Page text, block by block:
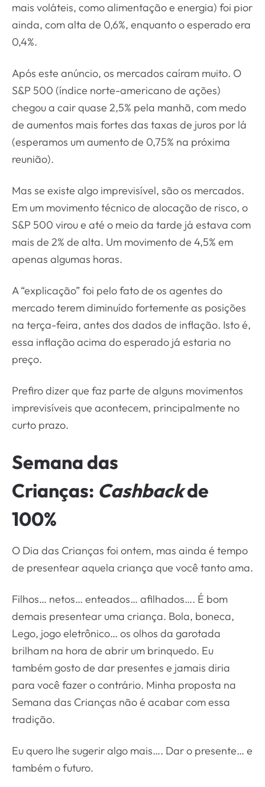
mais voláteis, como alimentação e energia) foi pior
ainda, com alta de 0,6%, enquanto o esperado era
0,4%.
Após este anúncio, os mercados caíram muito. O
S&P 500 (índice norte-americano de ações)
chegou a cair quase 2,5% pela manhã, com medo
de aumentos mais fortes das taxas de juros por lá
(esperamos um aumento de 0,75% na próxima
reunião).
Mas se existe algo imprevisível, são os mercados.
Em um movimento técnico de alocação de risco, o
S&P 500 virou e até o meio da tarde já estava com
mais de 2% de alta. Um movimento de 4,5% em
apenas algumas horas.
A “explicação” foi pelo fato de os agentes do
mercado terem diminuído fortemente as posições
na terça-feira, antes dos dados de inflação. Isto é,
essa inflação acima do esperado já estaria no
preço.
Prefiro dizer que faz parte de alguns movimentos
imprevisíveis que acontecem, principalmente no
curto prazo.
Semana das
Crianças: Cashbackde
100%
O Dia das Crianças foi ontem, mas ainda é tempo
de presentear aquela criança que você tanto ama.
Filhos… netos… enteados… afilhados…. É bom
demais presentear uma criança. Bola, boneca,
Lego, jogo eletrônico… os olhos da garotada
brilham na hora de abrir um brinquedo. Eu
também gosto de dar presentes e jamais diria
para você fazer o contrário. Minha proposta na
Semana das Crianças não é acabar com essa
tradição.
Eu quero lhe sugerir algo mais…. Dar o presente… e
também o futuro.